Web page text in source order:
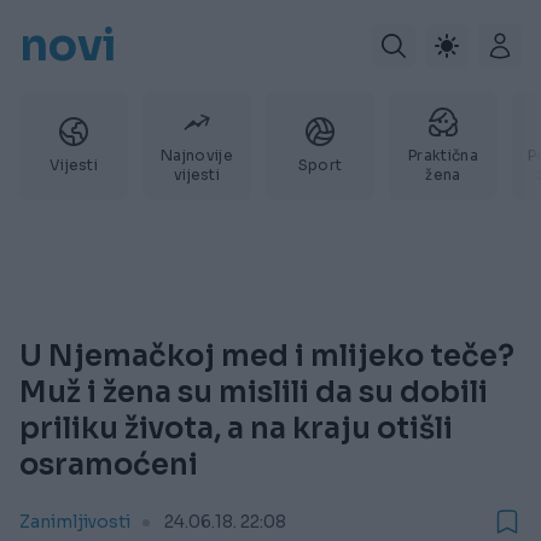
novi
Vijesti
Najnovije
vijesti
Sport
Praktična
žena
U Njemačkoj med i mlijeko teče?
Muž i žena su mislili da su dobili
priliku života, a na kraju otišli
osramoćeni
Zanimljivosti 24.06.18. 22:08